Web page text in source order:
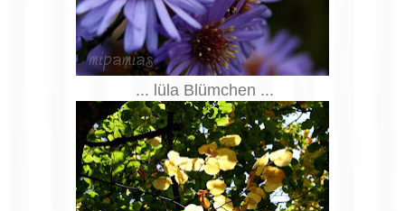
... lüla Blümchen ...